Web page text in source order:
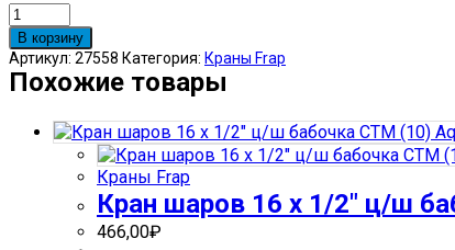
Количество
товара
Кран
шаровый
FR-
бантик
В корзину
Артикул: 27558 Категория: Краны Frap
Похожие товары
Краны Frap
Кран шаров 16 х 1/2″ ц/ш
466,00₽